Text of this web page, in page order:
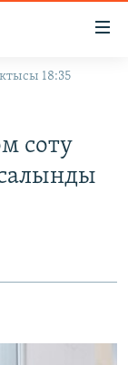
18:35
соту